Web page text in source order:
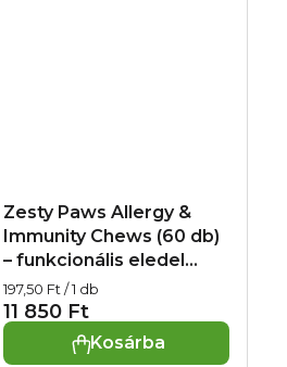
Zesty Paws Allergy &
Immunity Chews (60 db)
– funkcionális eledel
kutyáknak az
immunrendszer
támogatására és
allergiákra
11 850 Ft
Egységár:
197,50 Ft / 1 db
Kosárba